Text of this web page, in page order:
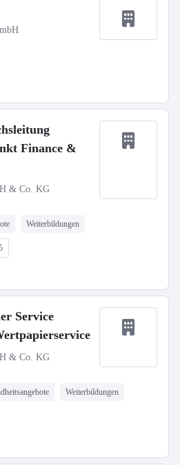
Finance &
& Co. KG
Weiterbildungen
Service
& Co. KG
Weiterbildungen